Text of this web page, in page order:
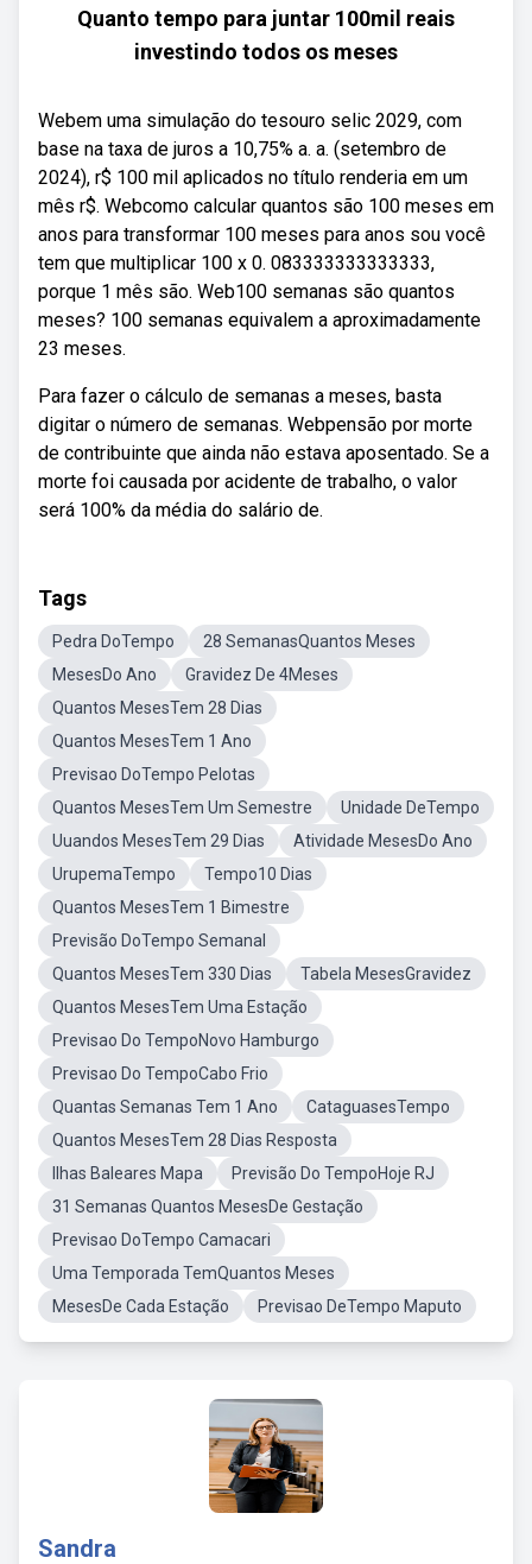
Quanto tempo para juntar 100mil reais
investindo todos os meses
Webem uma simulação do tesouro selic 2029, com
base na taxa de juros a 10,75% a. a. (setembro de
2024), r$ 100 mil aplicados no título renderia em um
mês r$. Webcomo calcular quantos são 100 meses em
anos para transformar 100 meses para anos sou você
tem que multiplicar 100 x 0. 083333333333333,
porque 1 mês são. Web100 semanas são quantos
meses? 100 semanas equivalem a aproximadamente
23 meses.
Para fazer o cálculo de semanas a meses, basta
digitar o número de semanas. Webpensão por morte
de contribuinte que ainda não estava aposentado. Se a
morte foi causada por acidente de trabalho, o valor
será 100% da média do salário de.
Tags
Pedra DoTempo
28 SemanasQuantos Meses
MesesDo Ano
Gravidez De 4Meses
Quantos MesesTem 28 Dias
Quantos MesesTem 1 Ano
Previsao DoTempo Pelotas
Quantos MesesTem Um Semestre
Unidade DeTempo
Uuandos MesesTem 29 Dias
Atividade MesesDo Ano
UrupemaTempo
Tempo10 Dias
Quantos MesesTem 1 Bimestre
Previsão DoTempo Semanal
Quantos MesesTem 330 Dias
Tabela MesesGravidez
Quantos MesesTem Uma Estação
Previsao Do TempoNovo Hamburgo
Previsao Do TempoCabo Frio
Quantas Semanas Tem 1 Ano
CataguasesTempo
Quantos MesesTem 28 Dias Resposta
Ilhas Baleares Mapa
Previsão Do TempoHoje RJ
31 Semanas Quantos MesesDe Gestação
Previsao DoTempo Camacari
Uma Temporada TemQuantos Meses
MesesDe Cada Estação
Previsao DeTempo Maputo
Sandra